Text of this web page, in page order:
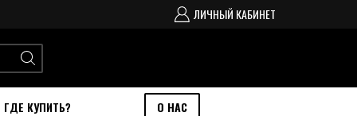
ЛИЧНЫЙ КАБИНЕТ
ГДЕ КУПИТЬ? О НАС